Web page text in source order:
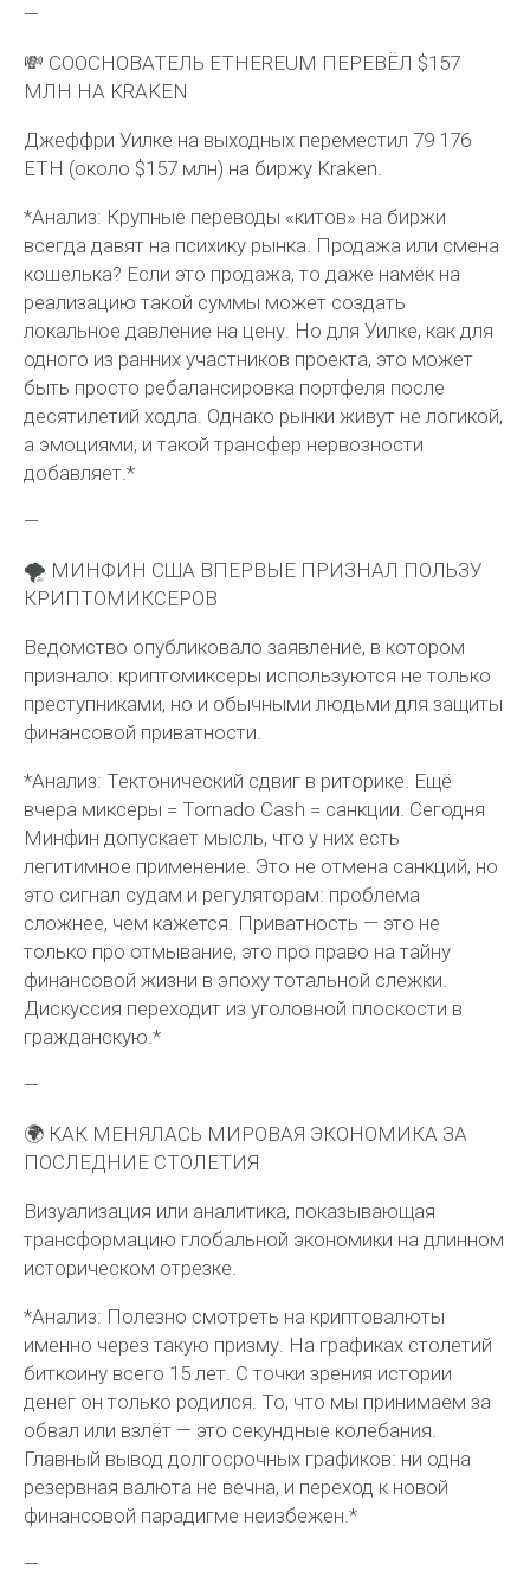
—
💸 СООСНОВАТЕЛЬ ETHEREUM ПЕРЕВЁЛ $157
МЛН НА KRAKEN
Джеффри Уилке на выходных переместил 79 176
ETH (около $157 млн) на биржу Kraken.
*Анализ: Крупные переводы «китов» на биржи
всегда давят на психику рынка. Продажа или смена
кошелька? Если это продажа, то даже намёк на
реализацию такой суммы может создать
локальное давление на цену. Но для Уилке, как для
одного из ранних участников проекта, это может
быть просто ребалансировка портфеля после
десятилетий ходла. Однако рынки живут не логикой,
а эмоциями, и такой трансфер нервозности
добавляет.*
—
🌪 МИНФИН США ВПЕРВЫЕ ПРИЗНАЛ ПОЛЬЗУ
КРИПТОМИКСЕРОВ
Ведомство опубликовало заявление, в котором
признало: криптомиксеры используются не только
преступниками, но и обычными людьми для защиты
финансовой приватности.
*Анализ: Тектонический сдвиг в риторике. Ещё
вчера миксеры = Tornado Cash = санкции. Сегодня
Минфин допускает мысль, что у них есть
легитимное применение. Это не отмена санкций, но
это сигнал судам и регуляторам: проблема
сложнее, чем кажется. Приватность — это не
только про отмывание, это про право на тайну
финансовой жизни в эпоху тотальной слежки.
Дискуссия переходит из уголовной плоскости в
гражданскую.*
—
🌍 КАК МЕНЯЛАСЬ МИРОВАЯ ЭКОНОМИКА ЗА
ПОСЛЕДНИЕ СТОЛЕТИЯ
Визуализация или аналитика, показывающая
трансформацию глобальной экономики на длинном
историческом отрезке.
*Анализ: Полезно смотреть на криптовалюты
именно через такую призму. На графиках столетий
биткоину всего 15 лет. С точки зрения истории
денег он только родился. То, что мы принимаем за
обвал или взлёт — это секундные колебания.
Главный вывод долгосрочных графиков: ни одна
резервная валюта не вечна, и переход к новой
финансовой парадигме неизбежен.*
—